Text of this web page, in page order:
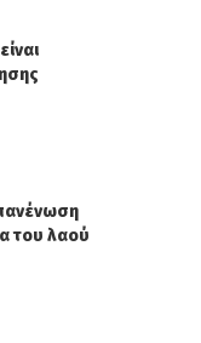
του λαού